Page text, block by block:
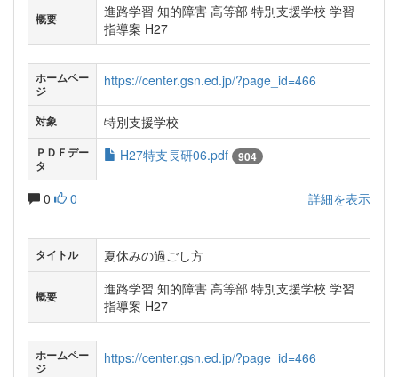
概要
進路学習 知的障害 高等部 特別支援学校 学習
指導案 H27
ホームペー
ジ
https://center.gsn.ed.jp/?page_id=466
対象 特別支援学校
ＰＤＦデー
タ
H27特支長研06.pdf 904
0 0 詳細を表示
タイトル 夏休みの過ごし方
概要
進路学習 知的障害 高等部 特別支援学校 学習
指導案 H27
ホームペー
ジ
https://center.gsn.ed.jp/?page_id=466